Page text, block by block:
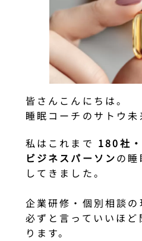
皆さんこんにちは。
睡眠コーチのサトウ未
私はこれまで 180社
ビジネスパーソンの睡
してきました。
企業研修・個別相談の
必ずと言っていいほ
ります。